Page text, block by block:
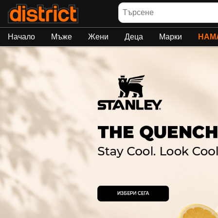
Търсене
Начало Мъже Жени Деца Марки